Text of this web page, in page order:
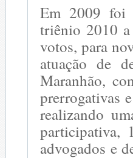
Em 2009 foi
triênio 2010
votos, para
atuação de
Maranhão,
prerrogativas
realizando
participativa,
advogados e